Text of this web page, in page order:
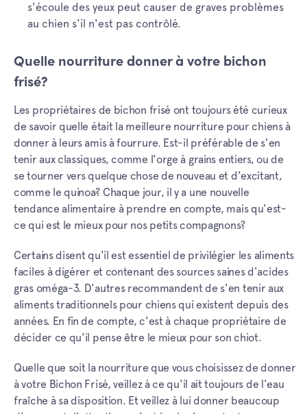
s'écoule des yeux peut causer de graves problèmes
au chien s'il n'est pas contrôlé.
Quelle nourriture donner à votre bichon
frisé?
Les propriétaires de bichon frisé ont toujours été curieux
de savoir quelle était la meilleure nourriture pour chiens à
donner à leurs amis à fourrure. Est-il préférable de s'en
tenir aux classiques, comme l'orge à grains entiers, ou de
se tourner vers quelque chose de nouveau et d'excitant,
comme le quinoa? Chaque jour, il y a une nouvelle
tendance alimentaire à prendre en compte, mais qu'est-
ce qui est le mieux pour nos petits compagnons?
Certains disent qu'il est essentiel de privilégier les aliments
faciles à digérer et contenant des sources saines d'acides
gras oméga-3. D'autres recommandent de s'en tenir aux
aliments traditionnels pour chiens qui existent depuis des
années. En fin de compte, c'est à chaque propriétaire de
décider ce qu'il pense être le mieux pour son chiot.
Quelle que soit la nourriture que vous choisissez de donner
à votre Bichon Frisé, veillez à ce qu'il ait toujours de l'eau
fraîche à sa disposition. Et veillez à lui donner beaucoup